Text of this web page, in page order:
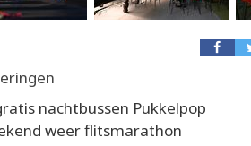
nachtbussen Pukkelpop
weer flitsmarathon